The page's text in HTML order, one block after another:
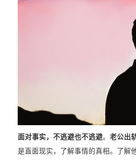
面对事实，不逃避也不逃避。 老公出
是直面现实，了解事情的真相。了解